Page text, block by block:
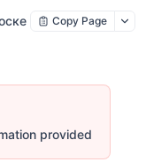
Copy Page
provided